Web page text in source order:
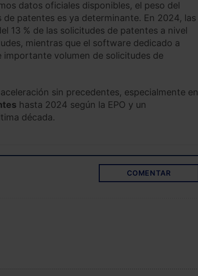
datos oficiales disponibles, el peso del
patentes es ya determinante. En 2024, las
13 % de las solicitudes de patentes a nivel
mientras que el software dedicado a
volumen de solicitudes de
sin precedentes, especialmente en
hasta 2024 según la EPO y un
década.
COMENTAR